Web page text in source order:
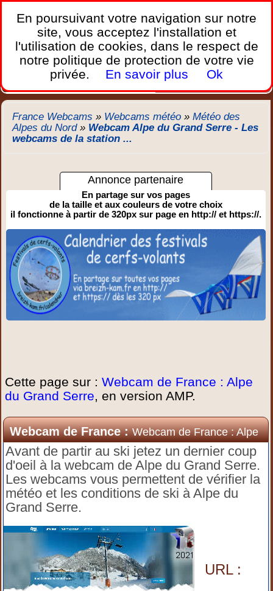
France Webcams,
Les webcams sur mobiles, portables et PC.
Home Bretagne Corse Plages Ports Montagnes
Trafic Chercher New
France Webcams » Webcams météo »Météo des
Alpes du Nord» Webcam Alpe du Grand Serre - Les
webcams de la station ...
Annonce partenaire
En partage sur vos pages
de la taille et aux couleurs de votre choix
il fonctionne à partir de 320px sur page en http:// et https://.
Cette page sur :Webcam de France : Alpe
du Grand Serre, en version AMP.
Webcam de France :Webcam de France : Alpe
du Grand Serre
Avant de partir au ski jetez un dernier coup
d'oeil à la webcam de Alpe du Grand Serre.
Les webcams vous permettent de vérifier la
météo et les conditions de ski à Alpe du
Grand Serre.
URL :
En poursuivant votre navigation sur notre
site, vous acceptez l'installation et
l'utilisation de cookies, dans le respect de
notre politique de protection de votre vie
privée.
En savoir plus Ok